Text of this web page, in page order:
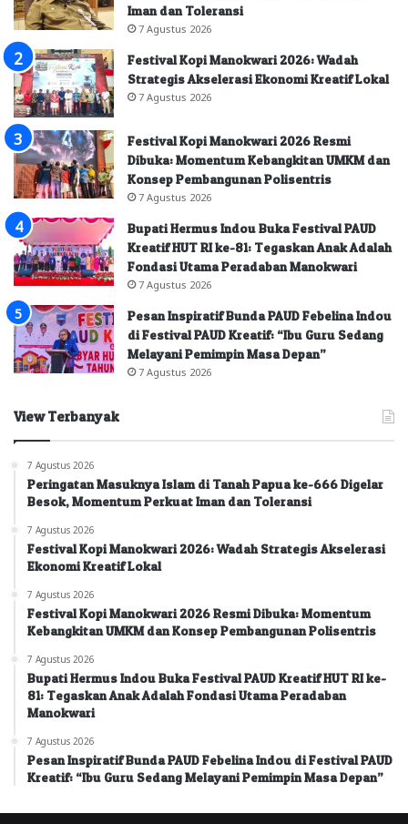
Iman dan Toleransi
7 Agustus 2026
Festival Kopi Manokwari 2026: Wadah
Strategis Akselerasi Ekonomi Kreatif Lokal
7 Agustus 2026
Festival Kopi Manokwari 2026 Resmi
Dibuka: Momentum Kebangkitan UMKM dan
Konsep Pembangunan Polisentris
7 Agustus 2026
Bupati Hermus Indou Buka Festival PAUD
Kreatif HUT RI ke-81: Tegaskan Anak Adalah
Fondasi Utama Peradaban Manokwari
7 Agustus 2026
Pesan Inspiratif Bunda PAUD Febelina Indou
di Festival PAUD Kreatif: “Ibu Guru Sedang
Melayani Pemimpin Masa Depan”
7 Agustus 2026
View Terbanyak
7 Agustus 2026
Peringatan Masuknya Islam di Tanah Papua ke-666 Digelar
Besok, Momentum Perkuat Iman dan Toleransi
7 Agustus 2026
Festival Kopi Manokwari 2026: Wadah Strategis Akselerasi
Ekonomi Kreatif Lokal
7 Agustus 2026
Festival Kopi Manokwari 2026 Resmi Dibuka: Momentum
Kebangkitan UMKM dan Konsep Pembangunan Polisentris
7 Agustus 2026
Bupati Hermus Indou Buka Festival PAUD Kreatif HUT RI ke-
81: Tegaskan Anak Adalah Fondasi Utama Peradaban
Manokwari
7 Agustus 2026
Pesan Inspiratif Bunda PAUD Febelina Indou di Festival PAUD
Kreatif: “Ibu Guru Sedang Melayani Pemimpin Masa Depan”